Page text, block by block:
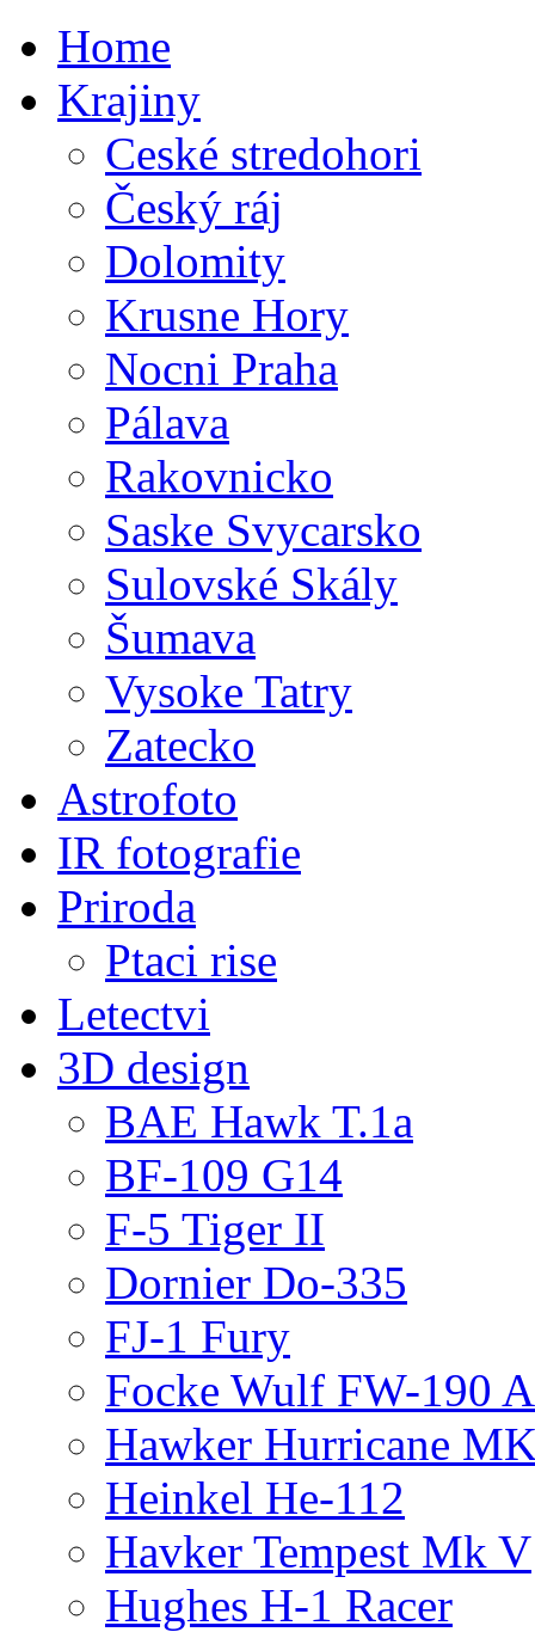
Home
Krajiny
Ceské stredohori
Český ráj
Dolomity
Krusne Hory
Nocni Praha
Pálava
Rakovnicko
Saske Svycarsko
Sulovské Skály
Šumava
Vysoke Tatry
Zatecko
Astrofoto
IR fotografie
Priroda
Ptaci rise
Letectvi
3D design
BAE Hawk T.1a
BF-109 G14
F-5 Tiger II
Dornier Do-335
FJ-1 Fury
Focke Wulf FW-190
Hawker Hurricane
Heinkel He-112
Havker Tempest Mk V
Hughes H-1 Racer